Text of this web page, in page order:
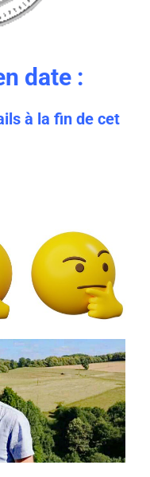
date :
à la fin de cet